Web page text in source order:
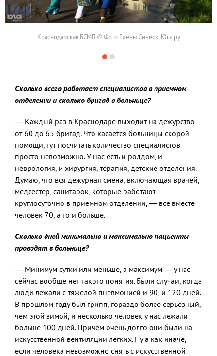
Краснодарская БСМП © Фото Елены Синеок, Юга.ру
Сколько всего работает специалистов в приемном
отделении и сколько бригад в больнице?
— Каждый раз в Краснодаре выходит на дежурство
от 60 до 65 бригад. Что касается больницы скорой
помощи, тут посчитать количество специалистов
просто невозможно. У нас есть и роддом, и
неврология, и хирургия, терапия, детские отделения.
Думаю, что вся дежурная смена, включающая врачей,
медсестер, санитарок, которые работают
круглосуточно в приемном отделении, — все вместе
человек 70, а то и больше.
Сколько дней минимально и максимально пациенты
проводят в больнице?
— Минимум сутки или меньше, а максимум — у нас
сейчас вообще нет такого понятия. Были случаи, когда
люди лежали с тяжелой пневмонией и 90, и 120 дней.
В прошлом году был грипп, гораздо более серьезный,
чем этой зимой, и несколько человек у нас лежали
больше 100 дней. Причем очень долго они были на
искусственной вентиляции легких. Ну а как иначе,
если человека невозможно снять с искусственной